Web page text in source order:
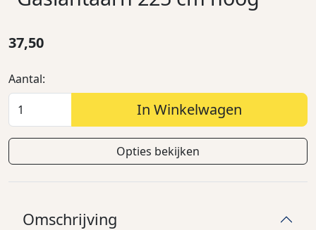
37,50
Aantal:
In Winkelwagen
Opties bekijken
Omschrijving